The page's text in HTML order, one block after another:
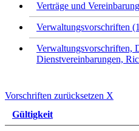
Verträge und
Verwaltungsvorschriften
Verwaltungsvorschriften,
Dienstvereinbarungen,
Vorschriften zurücksetzen X
Gültigkeit